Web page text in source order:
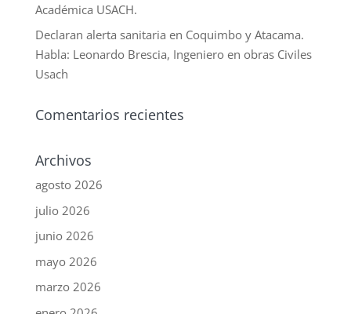
Académica USACH.
Declaran alerta sanitaria en Coquimbo y Atacama.
Habla: Leonardo Brescia, Ingeniero en obras Civiles
Usach
Comentarios recientes
Archivos
agosto 2026
julio 2026
junio 2026
mayo 2026
marzo 2026